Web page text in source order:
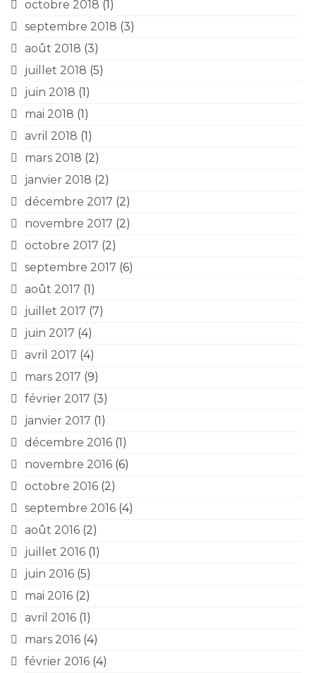
octobre 2018 (1)
septembre 2018 (3)
août 2018 (3)
juillet 2018 (5)
juin 2018 (1)
mai 2018 (1)
avril 2018 (1)
mars 2018 (2)
janvier 2018 (2)
décembre 2017 (2)
novembre 2017 (2)
octobre 2017 (2)
septembre 2017 (6)
août 2017 (1)
juillet 2017 (7)
juin 2017 (4)
avril 2017 (4)
mars 2017 (9)
février 2017 (3)
janvier 2017 (1)
décembre 2016 (1)
novembre 2016 (6)
octobre 2016 (2)
septembre 2016 (4)
août 2016 (2)
juillet 2016 (1)
juin 2016 (5)
mai 2016 (2)
avril 2016 (1)
mars 2016 (4)
février 2016 (4)